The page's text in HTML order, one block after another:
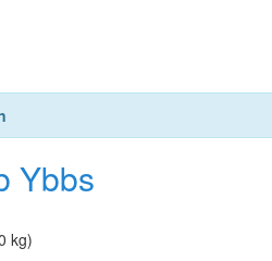
Ybbs
kg)